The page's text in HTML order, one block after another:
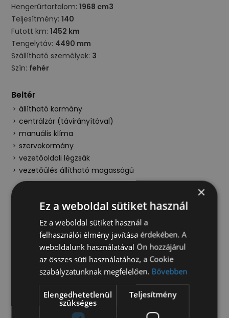
Hengerűrtartalom:1968 cm3
Teljesítmény:140
Futott km:1452 km
Tengelytáv: 4490 mm
Szállítható személyek: 3
Szín: fehér
Beltér
állítható kormány
centrálzár (távirányítóval)
manuális klíma
szervokormány
vezetőoldali légzsák
vezetőülés állítható magasságú
Kültér
állítható fényszórómagasság
elektromos ablak
elektromos oldalsó tükrök
első ködfényszóró
hátsó ködlámpa
megerősített hátsó felfüggesztés
színezett ablakok
Multimédia/Navigáció
×
Ez a weboldal sütiket használ
Ez a weboldal sütiket használ a
felhasználói élmény javítása érdekében. A
weboldalunk használatával Ön hozzájárul
az összes süti használatához, a Cookie
szabályzatunknak megfelelően. Bővebben
Elengedhetetlenül
szükséges
Teljesítmény